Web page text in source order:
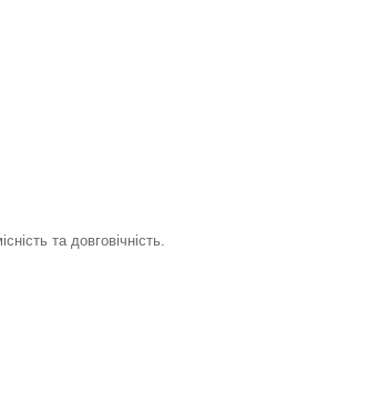
та довговічність.